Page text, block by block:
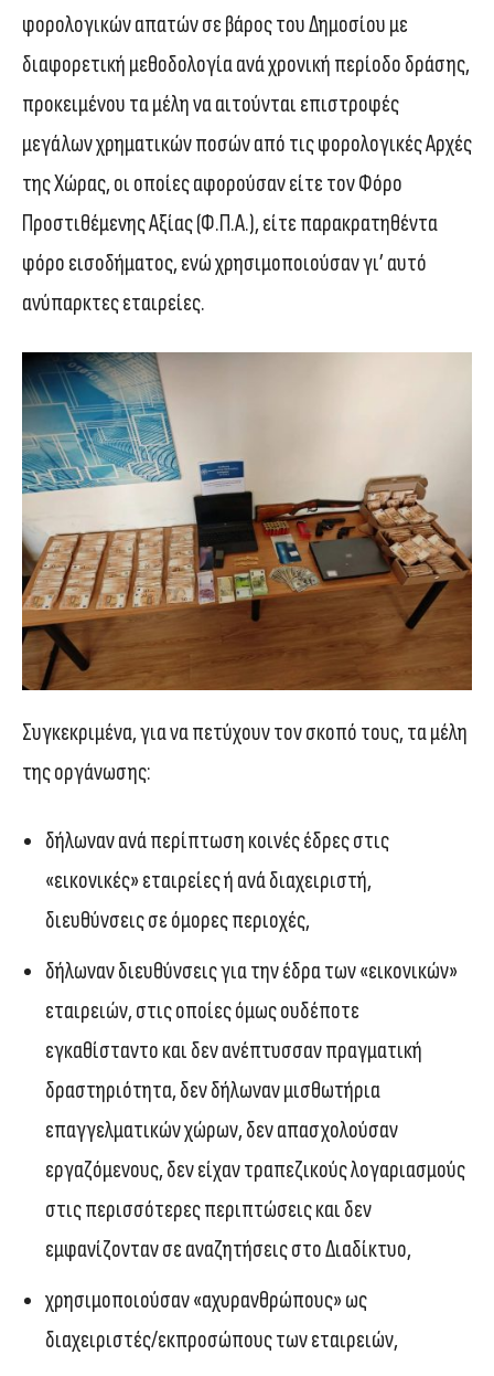
φορολογικών απατών σε βάρος του Δημοσίου με
διαφορετική μεθοδολογία ανά χρονική περίοδο δράσης,
προκειμένου τα μέλη να αιτούνται επιστροφές
μεγάλων χρηματικών ποσών από τις φορολογικές Αρχές
της Χώρας, οι οποίες αφορούσαν είτε τον Φόρο
Προστιθέμενης Αξίας (Φ.Π.Α.), είτε παρακρατηθέντα
φόρο εισοδήματος, ενώ χρησιμοποιούσαν γι’ αυτό
ανύπαρκτες εταιρείες.
Συγκεκριμένα, για να πετύχουν τον σκοπό τους, τα μέλη
της οργάνωσης:
δήλωναν ανά περίπτωση κοινές έδρες στις
«εικονικές» εταιρείες ή ανά διαχειριστή,
διευθύνσεις σε όμορες περιοχές,
δήλωναν διευθύνσεις για την έδρα των «εικονικών»
εταιρειών, στις οποίες όμως ουδέποτε
εγκαθίσταντο και δεν ανέπτυσσαν πραγματική
δραστηριότητα, δεν δήλωναν μισθωτήρια
επαγγελματικών χώρων, δεν απασχολούσαν
εργαζόμενους, δεν είχαν τραπεζικούς λογαριασμούς
στις περισσότερες περιπτώσεις και δεν
εμφανίζονταν σε αναζητήσεις στο Διαδίκτυο,
χρησιμοποιούσαν «αχυρανθρώπους» ως
διαχειριστές/εκπροσώπους των εταιρειών,